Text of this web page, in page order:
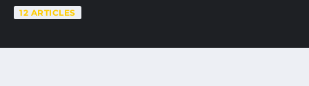
12 ARTICLES